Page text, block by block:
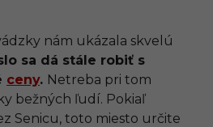
nám ukázala skvelú
sa dá stále robiť s
ceny. Netreba pri tom
bežných ľudí. Pokiaľ
Senicu, toto miesto určite